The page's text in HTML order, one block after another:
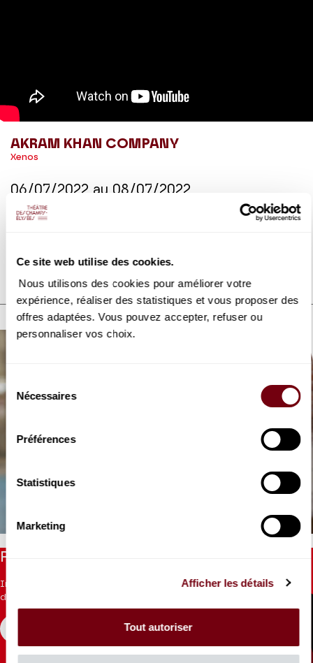
Ce site web utilise des cookies.
Nous utilisons des cookies pour améliorer votre
expérience, réaliser des statistiques et vous proposer des
offres adaptées. Vous pouvez accepter, refuser ou
personnaliser vos choix.
Sélection
Nécessaires
Préférences
Statistiques
Marketing
Afficher les détails
Tout autoriser
AKRAM KHAN COMPANY
Xenos
06/07/2022 au 08/07/2022
Extrait de
DÉTAILS
DÉCOUVREZ AUSSI
Akram Khan
Restez informés
Inscrivez-vous à la newsletter pour recevoir les informations
du Théâtre.